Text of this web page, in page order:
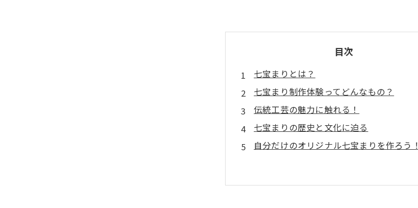
目次
七宝まりとは？
七宝まり制作体験ってどんなもの？
伝統工芸の魅力に触れる！
七宝まりの歴史と文化に迫る
自分だけのオリジナル七宝まりを作ろう！